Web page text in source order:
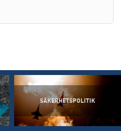
SÄKERHETSPOLITIK